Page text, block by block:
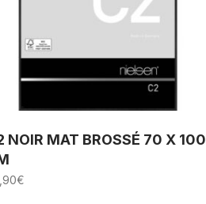
NOIR MAT BROSSÉ 70 X 100
€